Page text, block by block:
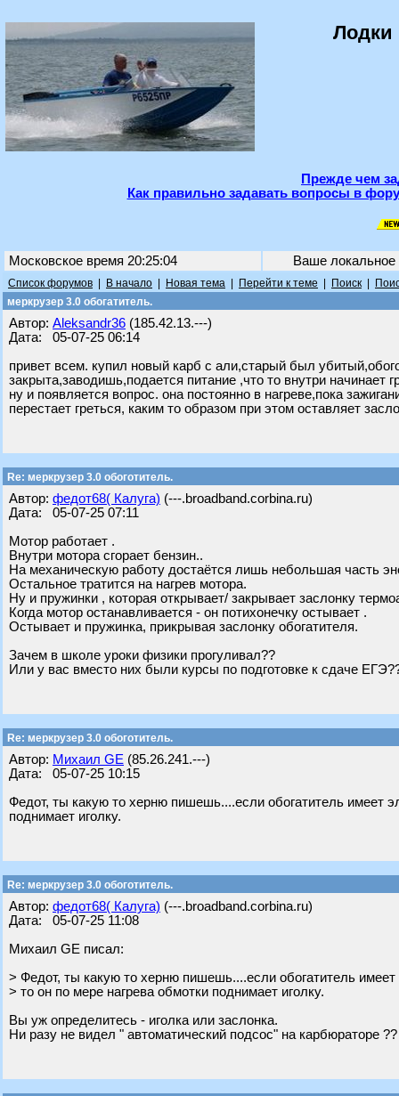
Лодки
Прежде чем
Как правильно задавать вопросы в
Московское время 20:25:04 Ваше
Список форумов В начало Новая тема Перейти к теме Поиск
меркрузер 3.0 обогатитель.
Автор: Aleksandr36 (185.42.13.---)
Дата: 05-07-25 06:14
привет всем. купил новый карб с али,старый был
закрыта,заводишь,подается питание ,что то внутри начинает
ну и появляется вопрос. она постоянно в нагреве,пока
перестает греться, каким то образом при этом оставляет
Re: меркрузер 3.0 обоготитель.
Автор: федот68( Калуга) (---.broadband.corbina.ru)
Дата: 05-07-25 07:11
Мотор работает .
Внутри мотора сгорает бензин..
На механическую работу достаётся лишь небольшая часть
Остальное тратится на нагрев мотора.
Ну и пружинки , которая открывает/ закрывает заслонку
Когда мотор останавливается - он потихонечку остывает .
Остывает и пружинка, прикрывая заслонку обогатителя.
Зачем в школе уроки физики прогуливал??
Или у вас вместо них были курсы по подготовке к сдаче
Re: меркрузер 3.0 обоготитель.
Автор: Михаил GE (85.26.241.---)
Дата: 05-07-25 10:15
Федот, ты какую то херню пишешь....если обогатитель имеет
поднимает иголку.
Re: меркрузер 3.0 обоготитель.
Автор: федот68( Калуга) (---.broadband.corbina.ru)
Дата: 05-07-25 11:08
Михаил GE писал:
> Федот, ты какую то херню пишешь....если обогатитель имеет
> то он по мере нагрева обмотки поднимает иголку.
Вы уж определитесь - иголка или заслонка.
Ни разу не видел " автоматический подсос" на карбюраторе ??